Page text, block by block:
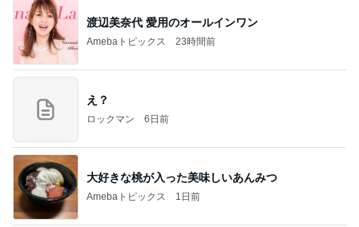
渡辺美奈代 愛用のオールインワン
Amebaトピックス 23時間前
え？
ロックマン 6日前
大好きな桃が入った美味しいあんみつ
Amebaトピックス 1日前